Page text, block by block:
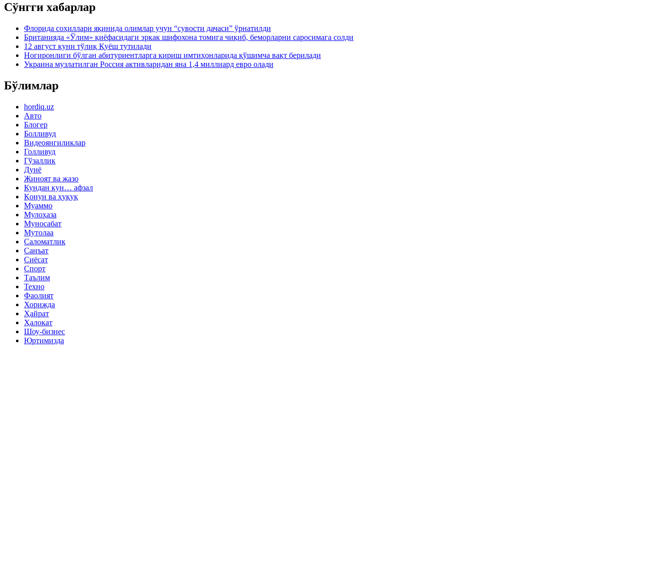
Сўнгги хабарлар
Флорида соҳиллари яқинида олимлар учун “сувости дачаси” ўрнатилди
Британияда «Ўлим» қиёфасидаги эркак шифохона томига чиқиб, беморларни саросимага солди
12 август куни тўлиқ Қуёш тутилади
Ногиронлиги бўлган абитуриентларга кириш имтиҳонларида қўшимча вақт берилади
Украина музлатилган Россия активларидан яна 1,4 миллиард евро олади
Бўлимлар
hordiq.uz
Авто
Блогер
Болливуд
Видеоянгиликлар
Голливуд
Гўзаллик
Дунё
Жиноят ва жазо
Кундан кун… афзал
Қонун ва ҳуқуқ
Муаммо
Мулоҳаза
Муносабат
Мутолаа
Саломатлик
Санъат
Сиёсат
Спорт
Таълим
Техно
Фаолият
Хорижда
Ҳайрат
Ҳалокат
Шоу-бизнес
Юртимизда